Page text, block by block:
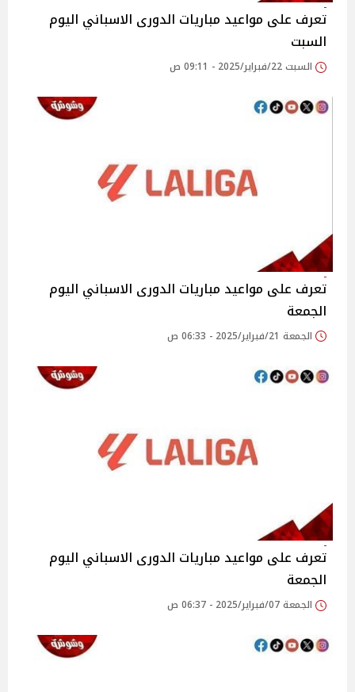
تعرف على مواعيد مباريات الدورى الاسباني اليوم
السبت
السبت 22/فبراير/2025 - 09:11 ص
تعرف على مواعيد مباريات الدورى الاسباني اليوم
الجمعة
الجمعة 21/فبراير/2025 - 06:33 ص
تعرف على مواعيد مباريات الدورى الاسباني اليوم
الجمعة
الجمعة 07/فبراير/2025 - 06:37 ص